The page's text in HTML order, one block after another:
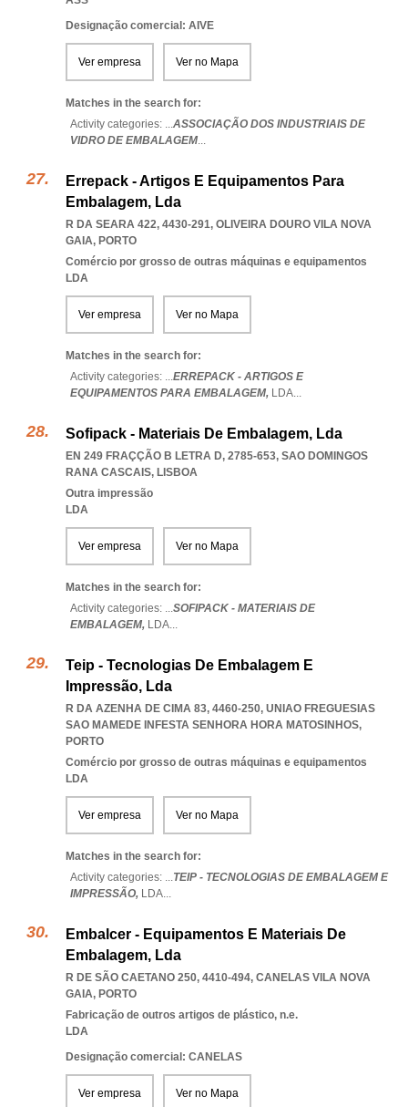
Designação comercial: AIVE
Ver empresa Ver no Mapa
Matches in the search for:
Activity categories: ...ASSOCIAÇÃO DOS INDUSTRIAIS DE
VIDRO DE EMBALAGEM...
Errepack - Artigos E Equipamentos Para
Embalagem, Lda
R DA SEARA 422, 4430-291, OLIVEIRA DOURO VILA NOVA
GAIA, PORTO
Comércio por grosso de outras máquinas e equipamentos
LDA
Ver empresa Ver no Mapa
Matches in the search for:
Activity categories: ...ERREPACK - ARTIGOS E
EQUIPAMENTOS PARA EMBALAGEM, LDA...
Sofipack - Materiais De Embalagem, Lda
EN 249 FRAÇÇÃO B LETRA D, 2785-653, SAO DOMINGOS
RANA CASCAIS, LISBOA
Outra impressão
LDA
Ver empresa Ver no Mapa
Matches in the search for:
Activity categories: ...SOFIPACK - MATERIAIS DE
EMBALAGEM, LDA...
Teip - Tecnologias De Embalagem E
Impressão, Lda
R DA AZENHA DE CIMA 83, 4460-250, UNIAO FREGUESIAS
SAO MAMEDE INFESTA SENHORA HORA MATOSINHOS,
PORTO
Comércio por grosso de outras máquinas e equipamentos
LDA
Ver empresa Ver no Mapa
Matches in the search for:
Activity categories: ...TEIP - TECNOLOGIAS DE EMBALAGEM E
IMPRESSÃO, LDA...
Embalcer - Equipamentos E Materiais De
Embalagem, Lda
R DE SÃO CAETANO 250, 4410-494, CANELAS VILA NOVA
GAIA, PORTO
Fabricação de outros artigos de plástico, n.e.
LDA
Designação comercial: CANELAS
Ver empresa Ver no Mapa